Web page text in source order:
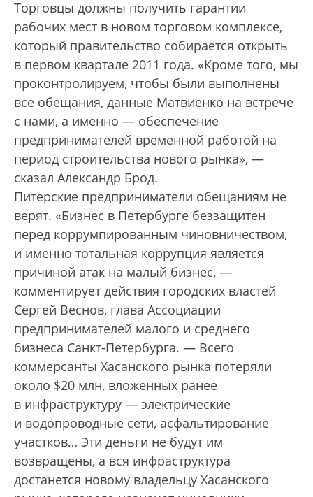
Торговцы должны получить гарантии
рабочих мест в новом торговом комплексе,
который правительство собирается открыть
в первом квартале 2011 года. «Кроме того, мы
проконт­ролируем, чтобы были выполнены
все обещания, данные Матвиенко на встрече
с нами, а именно — обеспечение
предпринимателей временной работой на
период строительства нового рынка», —
сказал Александр Брод.
Питерские предприниматели обещаниям не
верят. «Бизнес в Петербурге беззащитен
перед коррумпированным чиновничеством,
и именно тотальная коррупция является
причиной атак на малый бизнес, —
комментирует действия городских властей
Сергей Веснов, глава Ассоциации
предпринимателей малого и среднего
бизнеса Санкт-Петербурга. — Всего
коммерсанты Хасанского рынка потеряли
около $20 млн, вложенных ранее
в инфраструктуру — электрические
и водопроводные сети, асфальтирование
участков… Эти деньги не будут им
возвращены, а вся инфраструктура
достанется новому владельцу Хасанского